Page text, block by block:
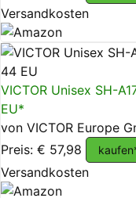
Versandkosten
VICTOR Unisex SH-
EU*
von VICTOR Europe
Preis: € 57,98
Versandkosten